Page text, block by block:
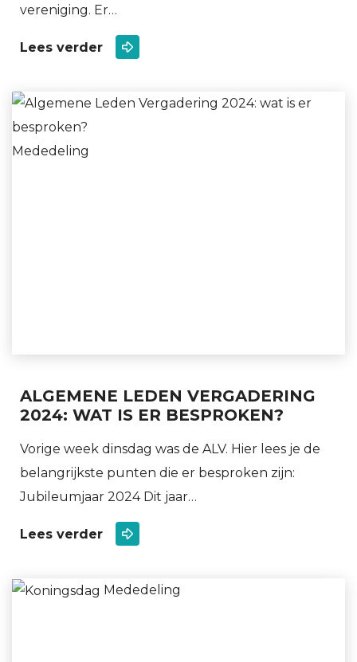
vereniging. Er…
Lees verder
Mededeling
ALGEMENE LEDEN VERGADERING
2024: WAT IS ER BESPROKEN?
Vorige week dinsdag was de ALV. Hier lees je de
belangrijkste punten die er besproken zijn:
Jubileumjaar 2024 Dit jaar…
Lees verder
Mededeling